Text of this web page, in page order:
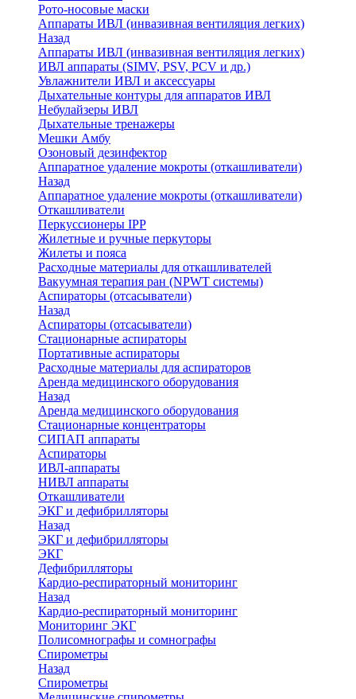
Рото-носовые маски
Аппараты ИВЛ (инвазивная вентиляция легких)
Назад
Аппараты ИВЛ (инвазивная вентиляция легких)
ИВЛ аппараты (SIMV, PSV, PCV и др.)
Увлажнители ИВЛ и аксессуары
Дыхательные контуры для аппаратов ИВЛ
Небулайзеры ИВЛ
Дыхательные тренажеры
Мешки Амбу
Озоновый дезинфектор
Аппаратное удаление мокроты (откашливатели)
Назад
Аппаратное удаление мокроты (откашливатели)
Откашливатели
Перкуссионеры IPP
Жилетные и ручные перкуторы
Жилеты и пояса
Расходные материалы для откашливателей
Вакуумная терапия ран (NPWT системы)
Аспираторы (отсасыватели)
Назад
Аспираторы (отсасыватели)
Стационарные аспираторы
Портативные аспираторы
Расходные материалы для аспираторов
Аренда медицинского оборудования
Назад
Аренда медицинского оборудования
Стационарные концентраторы
СИПАП аппараты
Аспираторы
ИВЛ-аппараты
НИВЛ аппараты
Откашливатели
ЭКГ и дефибрилляторы
Назад
ЭКГ и дефибрилляторы
ЭКГ
Дефибрилляторы
Кардио-респираторный мониторинг
Назад
Кардио-респираторный мониторинг
Мониторинг ЭКГ
Полисомнографы и сомнографы
Спирометры
Назад
Спирометры